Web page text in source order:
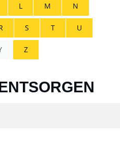
L M N
S T U
Z